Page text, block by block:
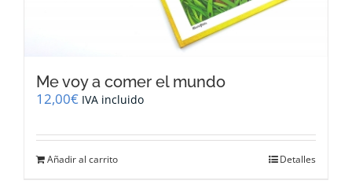
Me voy a comer el mundo
12,00€ IVA incluido
Añadir al carrito Detalles